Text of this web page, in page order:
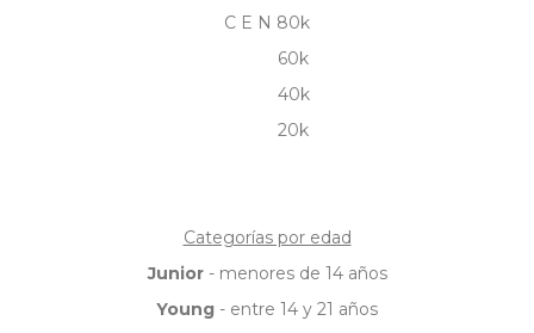
C E N 80k
60k
40k
20k
Categorías por edad
Junior- menores de 14 años
Young - entre 14 y 21 años